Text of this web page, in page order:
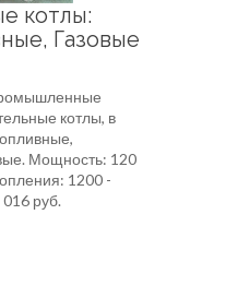
котлы:
Газовые
котлы, в
Мощность: 120
1200 -
руб.